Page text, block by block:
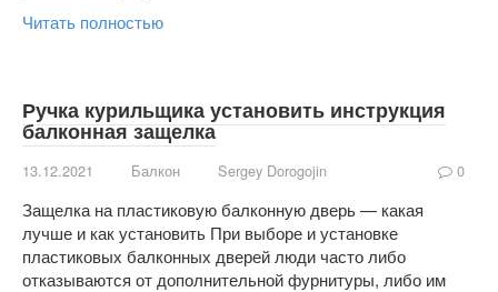
Читать полностью
Ручка курильщика установить инструкция
балконная защелка
13.12.2021 Балкон Sergey Dorogojin 0
Защелка на пластиковую балконную дверь — какая
лучше и как установить При выборе и установке
пластиковых балконных дверей люди часто либо
отказываются от дополнительной фурнитуры, либо им